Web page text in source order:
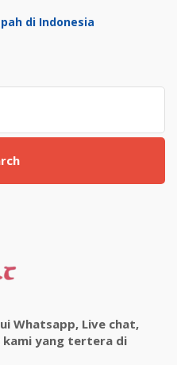
di Indonesia
Whatsapp, Live chat,
yang tertera di